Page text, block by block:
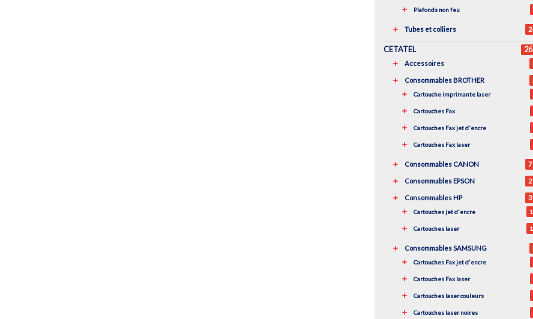
Plafonds non feu
Tubes et colliers
CETATEL
Accessoires
Consommables BROTHER
Cartouche imprimante laser
Cartouches Fax
Cartouches Fax jet d'encre
Cartouches Fax laser
Consommables CANON
Consommables EPSON
Consommables HP
Cartouches jet d'encre
Cartouches laser
Consommables SAMSUNG
Cartouches Fax jet d'encre
Cartouches Fax laser
Cartouches laser couleurs
Cartouches laser noires